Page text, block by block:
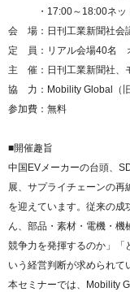
・17:00～18:00ネット
会 場：日刊工業新聞社会
定 員：リアル会場40名
主 催：日刊工業新聞社、
協 力：Mobility Global（
参加費：無料
■開催趣旨
中国EVメーカーの台頭、
展、サプライチェーンの再
を迎えています。従来の成
ん、部品・素材・電機・機
競争力を発揮するのか」「
いう経営判断が求められて
本セミナーでは、Mobility